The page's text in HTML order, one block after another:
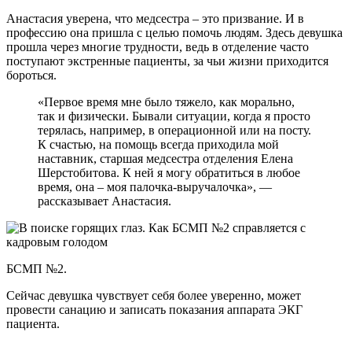
Анастасия уверена, что медсестра – это призвание. И в
профессию она пришла с целью помочь людям. Здесь девушка
прошла через многие трудности, ведь в отделение часто
поступают экстренные пациенты, за чьи жизни приходится
бороться.
«Первое время мне было тяжело, как морально,
так и физически. Бывали ситуации, когда я просто
терялась, например, в операционной или на посту.
К счастью, на помощь всегда приходила мой
наставник, старшая медсестра отделения Елена
Шерстобитова. К ней я могу обратиться в любое
время, она – моя палочка-выручалочка», —
рассказывает Анастасия.
БСМП №2.
Сейчас девушка чувствует себя более уверенно, может
провести санацию и записать показания аппарата ЭКГ
пациента.